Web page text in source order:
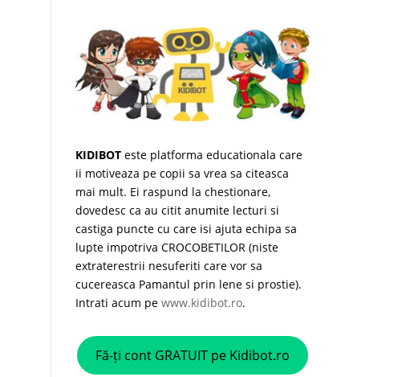
KIDIBOT este platforma educationala care
ii motiveaza pe copii sa vrea sa citeasca
mai mult. Ei raspund la chestionare,
dovedesc ca au citit anumite lecturi si
castiga puncte cu care isi ajuta echipa sa
lupte impotriva CROCOBETILOR (niste
extraterestrii nesuferiti care vor sa
cucereasca Pamantul prin lene si prostie).
Intrati acum pewww.kidibot.ro.
Fă-ți cont GRATUIT pe Kidibot.ro